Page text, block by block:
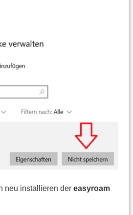
neu installieren der easyroam